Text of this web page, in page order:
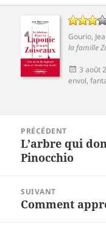
Gourio,
la famille
Publié
le
3 août
envol,
l’article
PRÉCÉDENT
Article
précédent :
L’arbre qui
Pinocchio
SUIVANT
Article
Comment